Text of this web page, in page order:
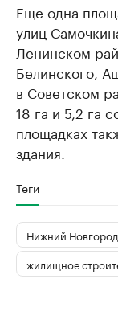
Еще одна
улиц
Ленинском
Белинского,
в Советском
18 га и 5,2 га
площадках
здания.
Теги
Нижний Новгород
жилищное